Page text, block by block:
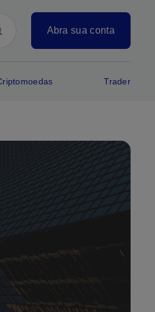
Abra sua conta
Trader